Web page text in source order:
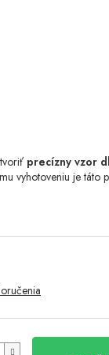
precízny vzor
vyhotoveniu je táto